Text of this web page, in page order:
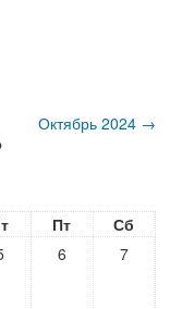
Октябрь 2024 →
Пт
Сб
6 7